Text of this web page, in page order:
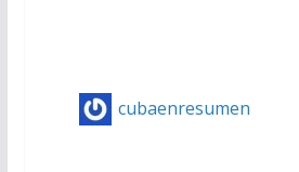
cubaenresumen